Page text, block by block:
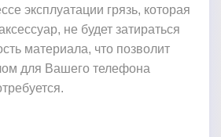
эксплуатации грязь, которая
не будет затираться
материала, что позволит
для Вашего телефона